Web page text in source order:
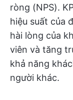
ròng (NPS).
hiệu suất của
hài lòng của
viên và tăng
khả năng
người khác.